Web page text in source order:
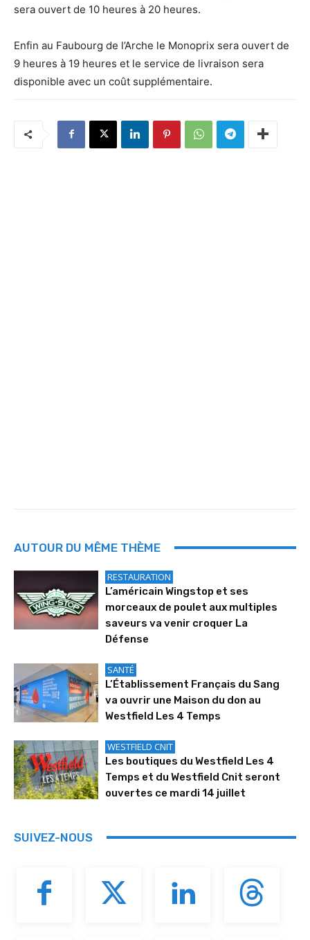
sera ouvert de 10 heures à 20 heures.
Enfin au Faubourg de l’Arche le Monoprix sera ouvert de
9 heures à 19 heures et le service de livraison sera
disponible avec un coût supplémentaire.
AUTOUR DU MÊME THÈME
RESTAURATION
L’américain Wingstop et ses
morceaux de poulet aux multiples
saveurs va venir croquer La
Défense
SANTÉ
L’Établissement Français du Sang
va ouvrir une Maison du don au
Westfield Les 4 Temps
WESTFIELD CNIT
Les boutiques du Westfield Les 4
Temps et du Westfield Cnit seront
ouvertes ce mardi 14 juillet
SUIVEZ-NOUS